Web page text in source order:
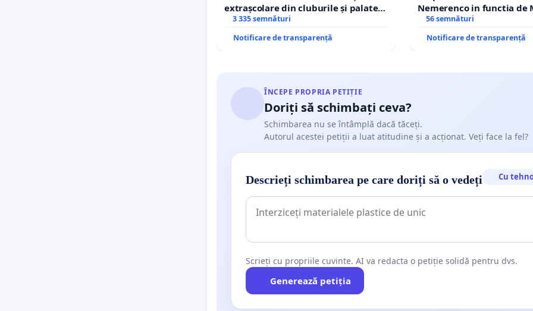
Inițiator:Asociația Responsabili – Apărăm Democrația Uniți
„Bogățiile României ne aparțin nouă! Statul este administrator,
SEMNEAZA SI DA MAI DEPARTE
extrașcolare din cluburile și palatele
copiilor
3 335 semnături
Notificare de transparență
Nemerenco in functia de
Sanatatii
56 semnături
Notificare de transparență
ÎNCEPE PROPRIA PETIȚIE
Doriți să schimbați ceva?
Schimbarea nu se întâmplă dacă tăceți.
Autorul acestei petiții a luat atitudine și a acționat. Veți face la fel?
Descrieți schimbarea pe care doriți să o vedeți Cu
Scrieți cu propriile cuvinte. AI va redacta o petiție solidă pentru dvs.
Generează petiția